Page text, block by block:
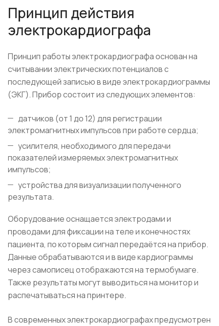
Принцип действия
электрокардиографа
Принцип работы электрокардиографа основан на
считывании электрических потенциалов с
последующей записью в виде электрокардиограммы
(ЭКГ). Прибор состоит из следующих элементов:
датчиков (от 1 до 12) для регистрации
электромагнитных импульсов при работе сердца;
усилителя, необходимого для передачи
показателей измеряемых электромагнитных
импульсов;
устройства для визуализации полученного
результата.
Оборудование оснащается электродами и
проводами для фиксации на теле и конечностях
пациента, по которым сигнал передаётся на прибор.
Данные обрабатываются и в виде кардиограммы
через самописец отображаются на термобумаге.
Также результаты могут выводиться на монитор и
распечатываться на принтере.
В современных электрокардиографах предусмотрен